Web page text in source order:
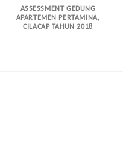
ASSESSMENT GEDUNG
APARTEMEN PERTAMINA,
CILACAP TAHUN 2018